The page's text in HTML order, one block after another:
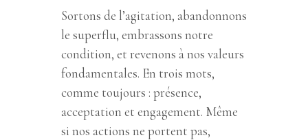
Sortons de l’agitation, abandonnons
le superflu, embrassons notre
condition, et revenons à nos valeurs
fondamentales. En trois mots,
comme toujours : présence,
acceptation et engagement. Même
si nos actions ne portent pas,